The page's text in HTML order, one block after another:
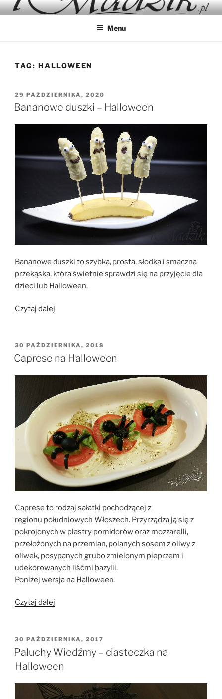
Przejdź
do
IMADZIK
Blog Kulinarny
Menu
TAG: HALLOWEEN
OPUBLIKOWANE
W
29 PAŹDZIERNIKA, 2020
Bananowe duszki – Halloween
Bananowe duszki to szybka, prosta, słodka i smaczna
przekąska, która świetnie sprawdzi się na przyjęcie dla
dzieci lub Halloween.
Czytaj dalej
Halloween”
OPUBLIKOWANE
W
30 PAŹDZIERNIKA, 2018
Caprese na Halloween
Caprese to rodzaj sałatki pochodzącej z
regionu południowych Włoszech. Przyrządza ją się z
pokrojonych w plastry pomidorów oraz mozzarelli,
przełożonych na przemian, polanych sosem z oliwy z
oliwek, posypanych grubo zmielonym pieprzem i
udekorowanych liśćmi bazylii.
Poniżej wersja na Halloween.
Czytaj dalej
OPUBLIKOWANE
W
30 PAŹDZIERNIKA, 2017
Paluchy Wiedźmy – ciasteczka na
Halloween